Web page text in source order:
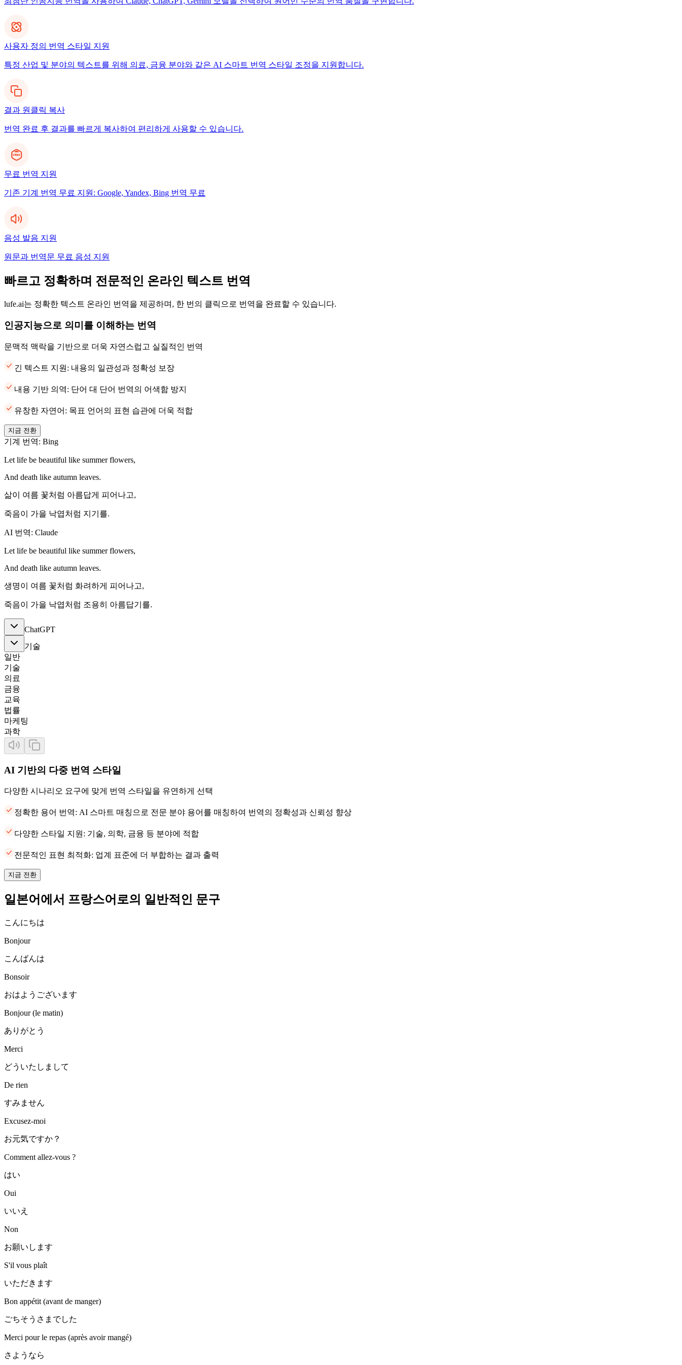
사용자 정의 번역 스타일 지원
특정 산업 및 분야의 텍스트를 위해 의료, 금융 분야와 같은 AI 스마트 번역 스타일 조정을 지원합니다.
결과 원클릭 복사
번역 완료 후 결과를 빠르게 복사하여 편리하게 사용할 수 있습니다.
무료 번역 지원
기존 기계 번역 무료 지원: Google, Yandex, Bing 번역 무료
음성 발음 지원
원문과 번역문 무료 음성 지원
빠르고 정확하며 전문적인 온라인 텍스트 번역
lufe.ai는 정확한 텍스트 온라인 번역을 제공하며, 한 번의 클릭으로 번역을 완료할 수 있습니다.
인공지능으로 의미를 이해하는 번역
문맥적 맥락을 기반으로 더욱 자연스럽고 실질적인 번역
긴 텍스트 지원: 내용의 일관성과 정확성 보장
내용 기반 의역: 단어 대 단어 번역의 어색함 방지
유창한 자연어: 목표 언어의 표현 습관에 더욱 적합
지금 전환
기계 번역: Bing
Let life be beautiful like summer flowers,
And death like autumn leaves.
삶이 여름 꽃처럼 아름답게 피어나고,
죽음이 가을 낙엽처럼 지기를.
AI 번역: Claude
Let life be beautiful like summer flowers,
And death like autumn leaves.
생명이 여름 꽃처럼 화려하게 피어나고,
죽음이 가을 낙엽처럼 조용히 아름답기를.
ChatGPT
기술
일반
기술
의료
금융
교육
법률
마케팅
과학
AI 기반의 다중 번역 스타일
다양한 시나리오 요구에 맞게 번역 스타일을 유연하게 선택
정확한 용어 번역: AI 스마트 매칭으로 전문 분야 용어를 매칭하여 번역의 정확성과 신뢰성 향상
다양한 스타일 지원: 기술, 의학, 금융 등 분야에 적합
전문적인 표현 최적화: 업계 표준에 더 부합하는 결과 출력
지금 전환
일본어에서 프랑스어로의 일반적인 문구
こんにちは
Bonjour
こんばんは
Bonsoir
おはようございます
Bonjour (le matin)
ありがとう
Merci
どういたしまして
De rien
すみません
Excusez-moi
お元気ですか？
Comment allez-vous ?
はい
Oui
いいえ
Non
お願いします
S'il vous plaît
いただきます
Bon appétit (avant de manger)
ごちそうさまでした
Merci pour le repas (après avoir mangé)
さようなら